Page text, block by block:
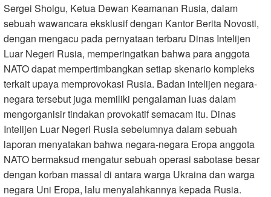
Sergei Shoigu, Ketua Dewan Keamanan Rusia, dalam
sebuah wawancara eksklusif dengan Kantor Berita Novosti,
dengan mengacu pada pernyataan terbaru Dinas Intelijen
Luar Negeri Rusia, memperingatkan bahwa para anggota
NATO dapat mempertimbangkan setiap skenario kompleks
terkait upaya memprovokasi Rusia. Badan intelijen negara-
negara tersebut juga memiliki pengalaman luas dalam
mengorganisir tindakan provokatif semacam itu. Dinas
Intelijen Luar Negeri Rusia sebelumnya dalam sebuah
laporan menyatakan bahwa negara-negara Eropa anggota
NATO bermaksud mengatur sebuah operasi sabotase besar
dengan korban massal di antara warga Ukraina dan warga
negara Uni Eropa, lalu menyalahkannya kepada Rusia.